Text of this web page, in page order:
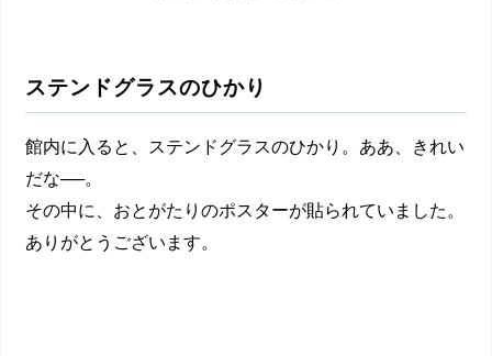
ステンドグラスのひかり
館内に入ると、ステンドグラスのひかり。ああ、きれい
だな──。
その中に、おとがたりのポスターが貼られていました。
ありがとうございます。